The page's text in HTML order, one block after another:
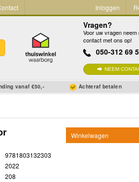
Inloggen
Vragen?
Voor uw vragen neem
contact met ons op!
050-312 69
NEEM
vanaf €50,- Achteraf betalen
Winkelwagen
9781803132303
2022
208